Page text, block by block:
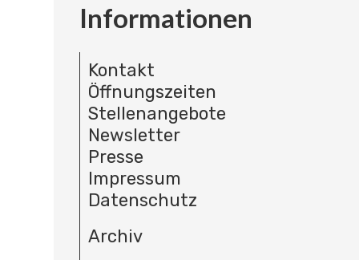
Informationen
Kontakt
Öffnungszeiten
Stellenangebote
Newsletter
Presse
Impressum
Datenschutz
Archiv